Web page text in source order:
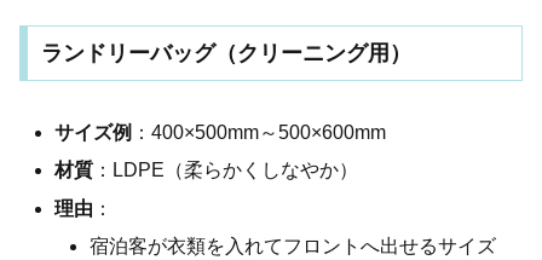
ランドリーバッグ（クリーニング用）
サイズ例 ：400×500mm～500×600mm
材質 ：LDPE（柔らかくしなやか）
理由 ：
宿泊客が衣類を入れてフロントへ出せるサイズ